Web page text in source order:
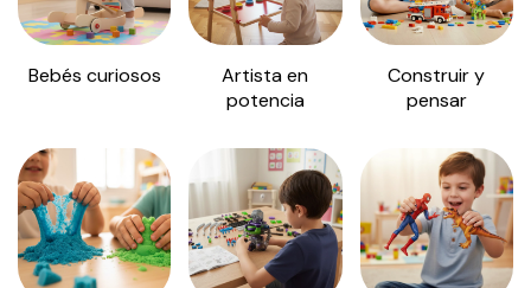
Bebés curiosos
Artista en
potencia
Construir y
pensar